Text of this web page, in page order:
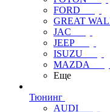
FORD
GREAT
JAC
JEEP
ISUZU
MAZDA
Еще
Тюнинг
AUDI